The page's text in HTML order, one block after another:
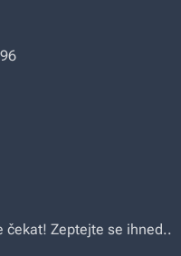
čekat! Zeptejte se ihned..